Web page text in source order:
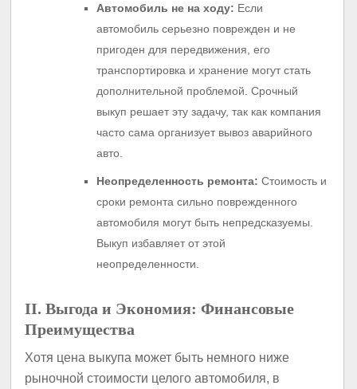
Автомобиль не на ходу: Если
автомобиль серьезно поврежден и не
пригоден для передвижения, его
транспортировка и хранение могут стать
дополнительной проблемой. Срочный
выкуп решает эту задачу, так как компания
часто сама организует вывоз аварийного
авто.
Неопределенность ремонта: Стоимость и
сроки ремонта сильно поврежденного
автомобиля могут быть непредсказуемы.
Выкуп избавляет от этой
неопределенности.
II. Выгода и Экономия: Финансовые
Преимущества
Хотя цена выкупа может быть немного ниже
рыночной стоимости целого автомобиля, в